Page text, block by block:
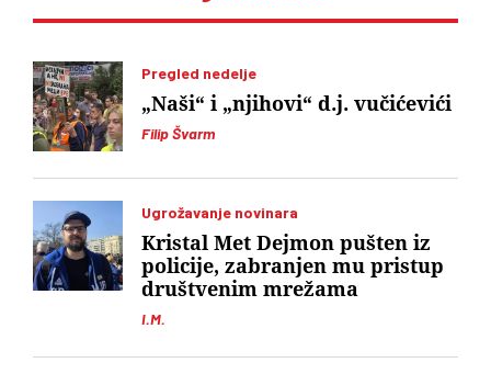
Pregled nedelje
Filip Švarm
„Naši“ i „njihovi“ d.j. vučićevići
Ugrožavanje novinara
I.M.
Kristal Met Dejmon pušten iz
policije, zabranjen mu pristup
društvenim mrežama